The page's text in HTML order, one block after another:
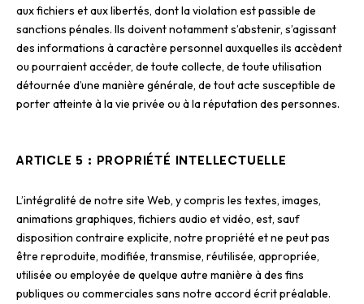
aux fichiers et aux libertés, dont la violation est passible de
sanctions pénales. Ils doivent notamment s’abstenir, s’agissant
des informations à caractère personnel auxquelles ils accèdent
ou pourraient accéder, de toute collecte, de toute utilisation
détournée d’une manière générale, de tout acte susceptible de
porter atteinte à la vie privée ou à la réputation des personnes.
ARTICLE 5 : PROPRIÉTÉ INTELLECTUELLE
L’intégralité de notre site Web, y compris les textes, images,
animations graphiques, fichiers audio et vidéo, est, sauf
disposition contraire explicite, notre propriété et ne peut pas
être reproduite, modifiée, transmise, réutilisée, appropriée,
utilisée ou employée de quelque autre manière à des fins
publiques ou commerciales sans notre accord écrit préalable.